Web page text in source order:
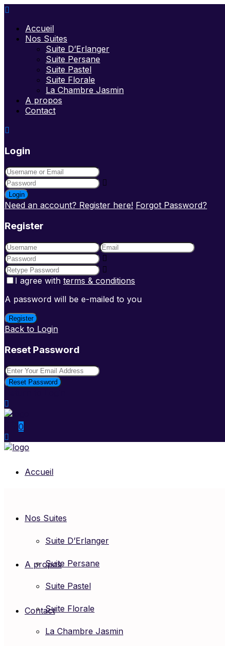
Accueil
Nos Suites
Suite D’Erlanger
Suite Persane
Suite Pastel
Suite Florale
La Chambre Jasmin
A propos
Contact
Login
Login
Need an account? Register here! Forgot Password?
Register
I agree with terms & conditions
A password will be e-mailed to you
Register
Back to Login
Reset Password
Reset Password
0
Accueil
Nos Suites
Suite D’Erlanger
Suite Persane
Suite Pastel
Suite Florale
La Chambre Jasmin
A propos
Contact